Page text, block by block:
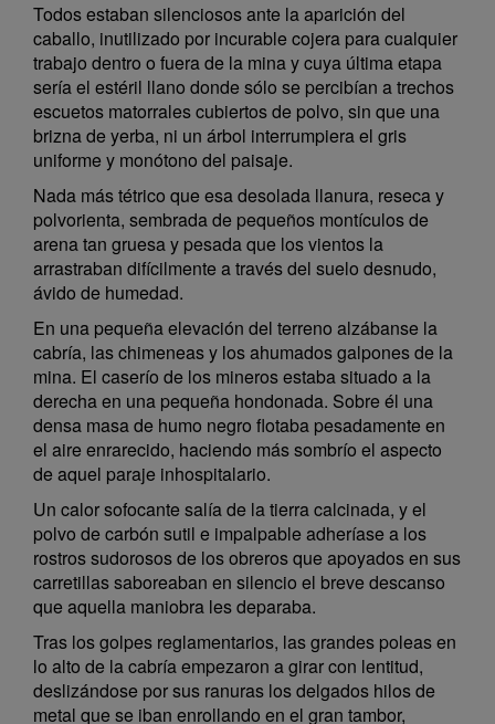
Todos estaban silenciosos ante la aparición del
caballo, inutilizado por incurable cojera para cualquier
trabajo dentro o fuera de la mina y cuya última etapa
sería el estéril llano donde sólo se percibían a trechos
escuetos matorrales cubiertos de polvo, sin que una
brizna de yerba, ni un árbol interrumpiera el gris
uniforme y monótono del paisaje.
Nada más tétrico que esa desolada llanura, reseca y
polvorienta, sembrada de pequeños montículos de
arena tan gruesa y pesada que los vientos la
arrastraban difícilmente a través del suelo desnudo,
ávido de humedad.
En una pequeña elevación del terreno alzábanse la
cabría, las chimeneas y los ahumados galpones de la
mina. El caserío de los mineros estaba situado a la
derecha en una pequeña hondonada. Sobre él una
densa masa de humo negro flotaba pesadamente en
el aire enrarecido, haciendo más sombrío el aspecto
de aquel paraje inhospitalario.
Un calor sofocante salía de la tierra calcinada, y el
polvo de carbón sutil e impalpable adheríase a los
rostros sudorosos de los obreros que apoyados en sus
carretillas saboreaban en silencio el breve descanso
que aquella maniobra les deparaba.
Tras los golpes reglamentarios, las grandes poleas en
lo alto de la cabría empezaron a girar con lentitud,
deslizándose por sus ranuras los delgados hilos de
metal que se iban enrollando en el gran tambor,